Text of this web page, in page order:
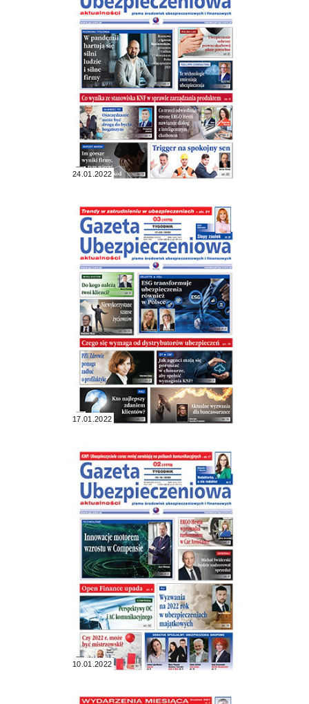
24.01.2022
17.01.2022
10.01.2022